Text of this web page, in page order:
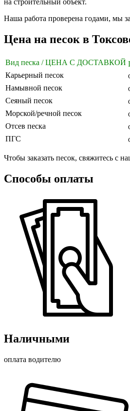
на строительный объект.
Наша работа проверена годами, мы
Цена на песок в
Вид песка / ЦЕНА С ДОСТАВКОЙ
Карьерный песок
Намывной песок
Сеяный песок
Морской/речной песок
Отсев песка
ПГС
Чтобы заказать песок, свяжитесь с
Способы оплаты
Наличными
оплата водителю